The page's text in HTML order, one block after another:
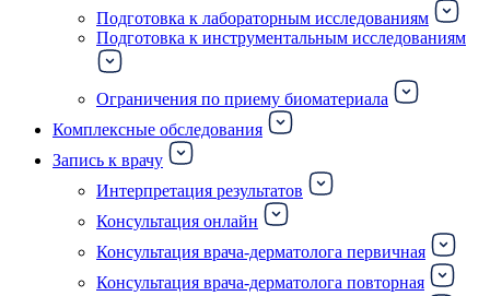
Подготовка к лабораторным исследованиям
Подготовка к инструментальным исследованиям
Ограничения по приему биоматериала
Комплексные обследования
Запись к врачу
Интерпретация результатов
Консультация онлайн
Консультация врача-дерматолога первичная
Консультация врача-дерматолога повторная